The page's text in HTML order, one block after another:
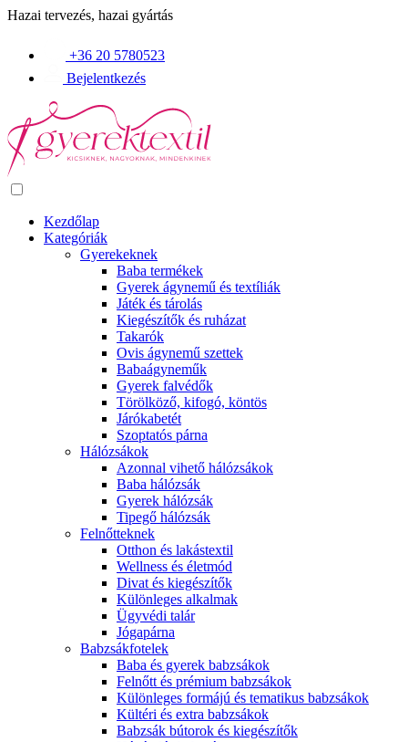
Hazai tervezés, hazai gyártás
+36 20 5780523
Bejelentkezés
Kezdőlap
Kategóriák
Gyerekeknek
Baba termékek
Gyerek ágynemű és textíliák
Játék és tárolás
Kiegészítők és ruházat
Takarók
Ovis ágynemű szettek
Babaágyneműk
Gyerek falvédők
Törölköző, kifogó, köntös
Járókabetét
Szoptatós párna
Hálózsákok
Azonnal vihető hálózsákok
Baba hálózsák
Gyerek hálózsák
Tipegő hálózsák
Felnőtteknek
Otthon és lakástextil
Wellness és életmód
Divat és kiegészítők
Különleges alkalmak
Ügyvédi talár
Jógapárna
Babzsákfotelek
Baba és gyerek babzsákok
Felnőtt és prémium babzsákok
Különleges formájú és tematikus babzsákok
Kültéri és extra babzsákok
Babzsák bútorok és kiegészítők